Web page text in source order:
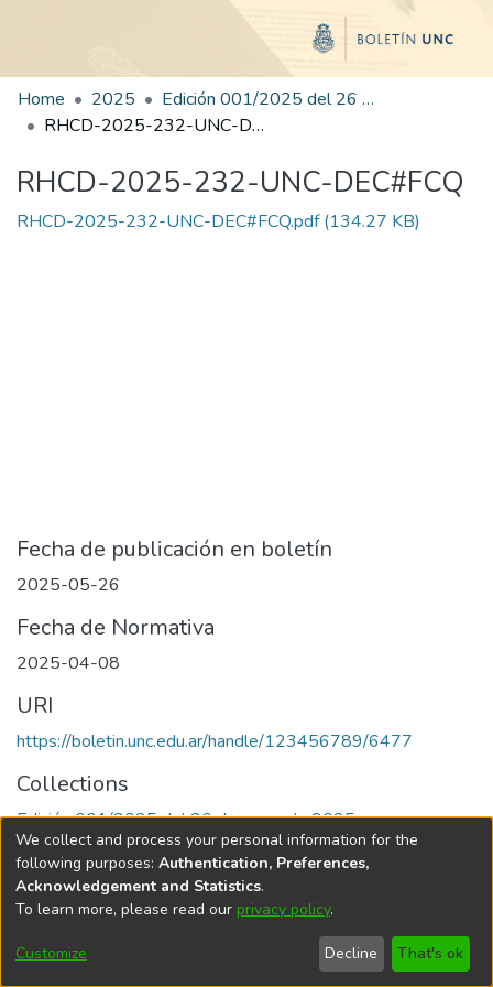
Home 2025
Edición 001/2025 del 26 de mayo de 2025
RHCD-2025-232-UNC-DEC#FCQ
RHCD-2025-232-UNC-DEC#FCQ
RHCD-2025-232-UNC-DEC#FCQ.pdf(134.27 KB)
Fecha de publicación en boletín
2025-05-26
Fecha de Normativa
2025-04-08
URI
https://boletin.unc.edu.ar/handle/123456789/6477
Collections
Edición 001/2025 del 26 de mayo de 2025
Universidad Nacional de Córdoba
We collect and process your personal information for the
following purposes: Authentication, Preferences,
Acknowledgement and Statistics.
To learn more, please read our privacy policy.
Customize Decline That's ok